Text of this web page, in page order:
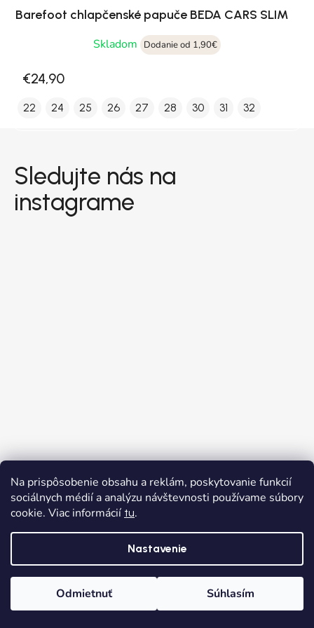
Na prispôsobenie obsahu a reklám, poskytovanie funkcií
sociálnych médií a analýzu návštevnosti používame súbory
cookie. Viac informácií tu.
Nastavenie
Odmietnuť Súhlasím
Barefoot chlapčenské papuče BEDA CARS SLIM
Skladom
Dodanie od 1,90€
€24,90
22 24 25 26 27 28 30 31 32
Sledujte nás na
instagrame